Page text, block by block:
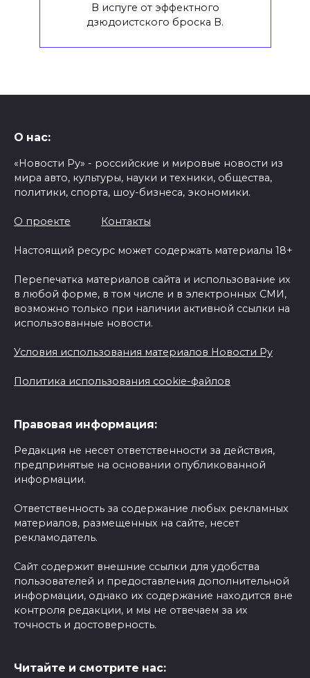
В испуге от эффектного
дзюдоистского броска В.
О нас:
«Новости Ру» - российские и мировые новости из
мира авто, культуры, науки и техники, общества,
политики, спорта, шоу-бизнеса, экономики.
О проекте Контакты
Настоящий ресурс может содержать материалы 18+
Перепечатка материалов сайта и использование их
в любой форме, в том числе и в электронных СМИ,
возможно только при наличии активной ссылки на
использованные новости.
Условия использования материалов Новости Ру
Политика использования cookie-файлов
Правовая информация:
Редакция не несет ответственности за действия,
предпринятые на основании опубликованной
информации.
Ответственность за содержание любых рекламных
материалов, размещенных на сайте, несет
рекламодатель.
Сайт содержит внешние ссылки для удобства
пользователей и предоставления дополнительной
информации, однако их содержание находится вне
контроля редакции, и мы не отвечаем за их
точность и достоверность.
Читайте и смотрите нас: